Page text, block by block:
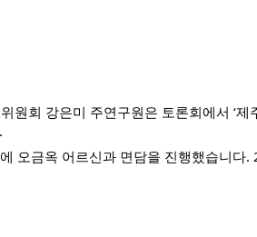
원회 강은미 주연구원은 토론회에서 ‘
오금옥 어르신과 면담을 진행했습니다.